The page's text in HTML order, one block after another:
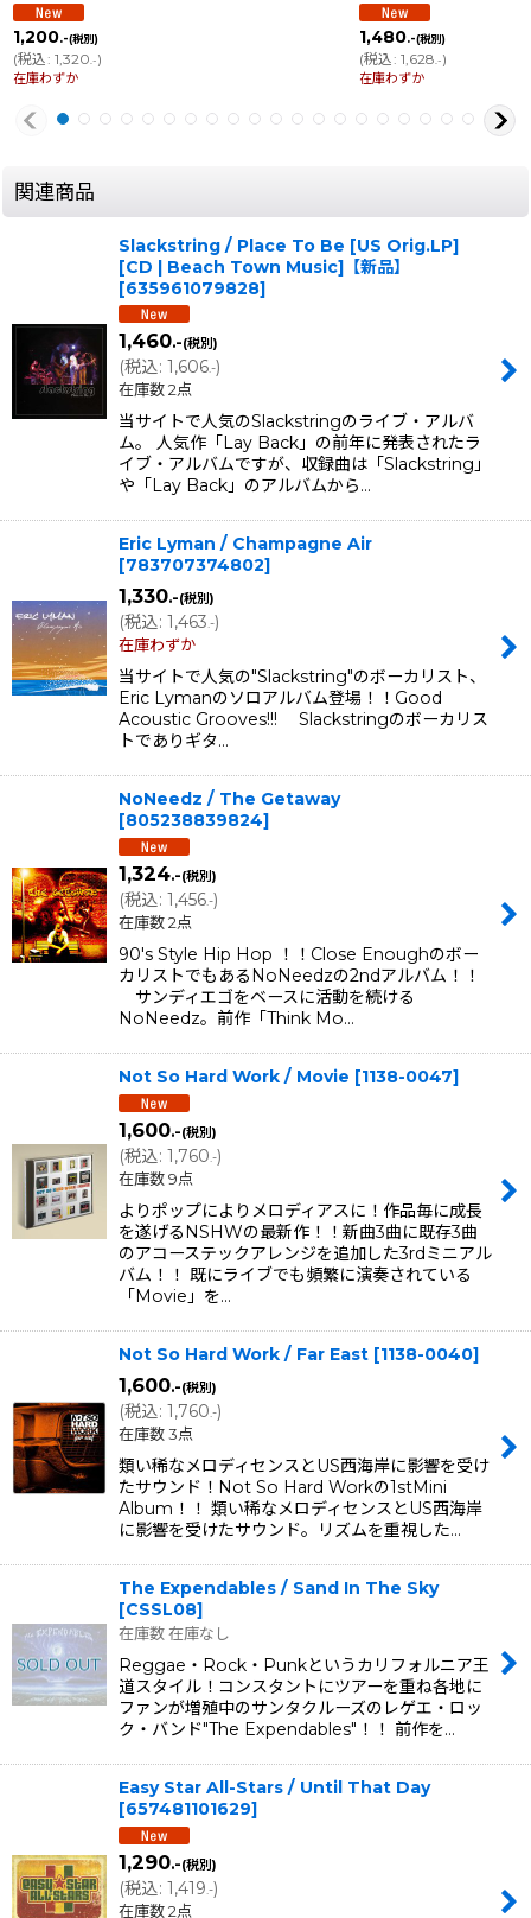
1,200.-(税別)
(税込: 1,320 .-)
在庫わずか
1,480.-(税別)
(税込: 1,628 .-)
在庫わずか
関連商品
Slackstring / Place To Be [US Orig.LP]
[CD | Beach Town Music]【新品】
[635961079828]
1,460.-(税別)
(税込: 1,606.-)
在庫数 2点
当サイトで人気のSlackstringのライブ・アルバ
ム。 人気作「Lay Back」の前年に発表されたラ
イブ・アルバムですが、収録曲は「Slackstring」
や「Lay Back」のアルバムから…
Eric Lyman / Champagne Air
[783707374802]
1,330.-(税別)
(税込: 1,463.-)
在庫わずか
当サイトで人気の"Slackstring"のボーカリスト、
Eric Lymanのソロアルバム登場！！Good
Acoustic Grooves!!! Slackstringのボーカリス
トでありギタ…
NoNeedz / The Getaway
[805238839824]
1,324.-(税別)
(税込: 1,456.-)
在庫数 2点
90's Style Hip Hop ！！Close Enoughのボー
カリストでもあるNoNeedzの2ndアルバム！！
サンディエゴをベースに活動を続ける
NoNeedz。前作「Think Mo…
Not So Hard Work / Movie [1138-0047]
1,600.-(税別)
(税込: 1,760.-)
在庫数 9点
よりポップによりメロディアスに！作品毎に成長
を遂げるNSHWの最新作！！新曲3曲に既存3曲
のアコーステックアレンジを追加した3rdミニアル
バム！！ 既にライブでも頻繁に演奏されている
「Movie」を…
Not So Hard Work / Far East [1138-0040]
1,600.-(税別)
(税込: 1,760.-)
在庫数 3点
類い稀なメロディセンスとUS西海岸に影響を受け
たサウンド！Not So Hard Workの1stMini
Album！！ 類い稀なメロディセンスとUS西海岸
に影響を受けたサウンド。リズムを重視した…
The Expendables / Sand In The Sky
[CSSL08]
在庫数 在庫なし
Reggae・Rock・Punkというカリフォルニア王
道スタイル！コンスタントにツアーを重ね各地に
ファンが増殖中のサンタクルーズのレゲエ・ロッ
ク・バンド"The Expendables"！！ 前作を…
Easy Star All-Stars / Until That Day
[657481101629]
1,290.-(税別)
(税込: 1,419 .-)
在庫数 2点